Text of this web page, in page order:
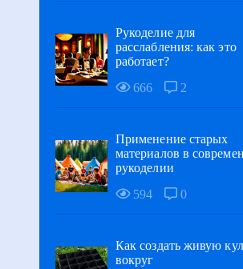
Рукоделие для
расслабления: как это
работает?
666
2
Применение старых
материалов в
рукоделии
594
0
Как создать живую
вокруг